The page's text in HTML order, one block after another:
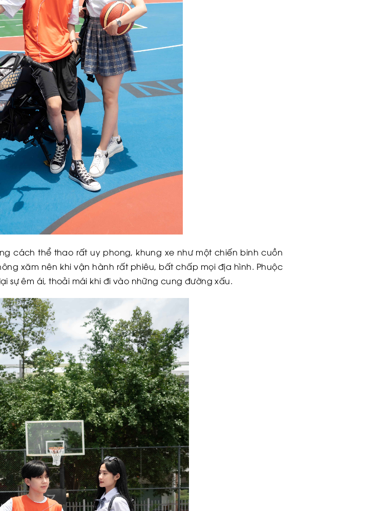
cách thể thao rất uy phong, khung xe như một chiến binh cuồn
xăm nên khi vận hành rất phiêu, bất chấp mọi địa hình. Phuộc
sự êm ái, thoải mái khi đi vào những cung đường xấu.